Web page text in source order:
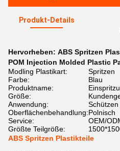
Produkt-Details
Hervorheben: ABS Spritzen
POM Injection Molded Plastic
Modling Plastikart:
Spritzen
Farbe:
Blau
Produktname:
Größe:
Anwendung:
Schützen
Oberflächenbehandlung:Polnisch
Service:
OEM/
Größte Teilgröße:
ABS Spritzen Plastikteile